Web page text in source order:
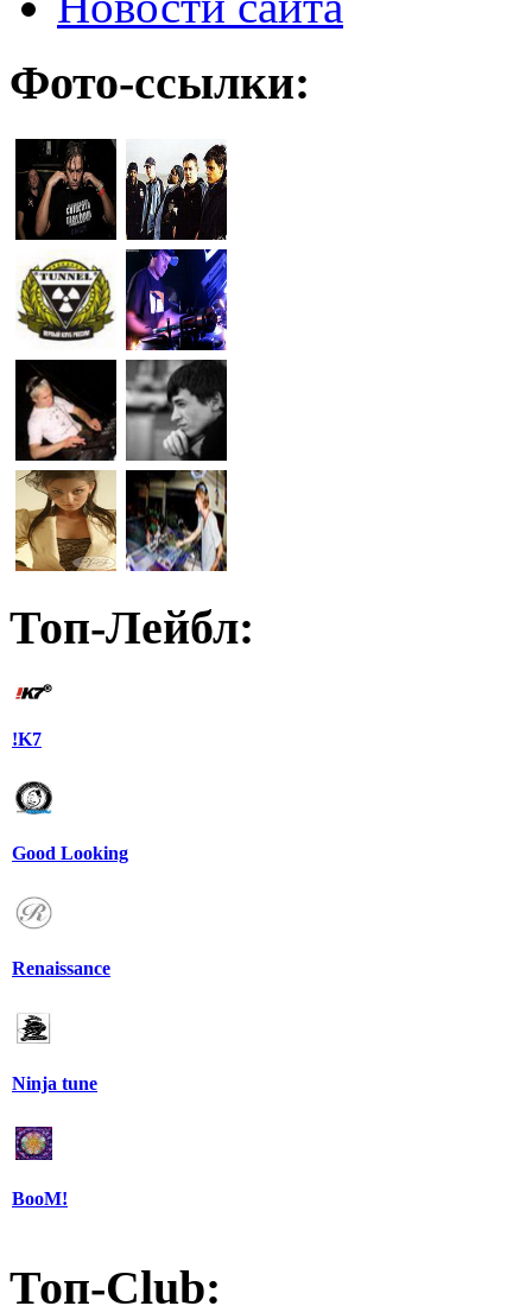
Фото-ссылки:
Топ-Лейбл:
!K7
Good Looking
Renaissance
Ninja tune
BooM!
Топ-Club: